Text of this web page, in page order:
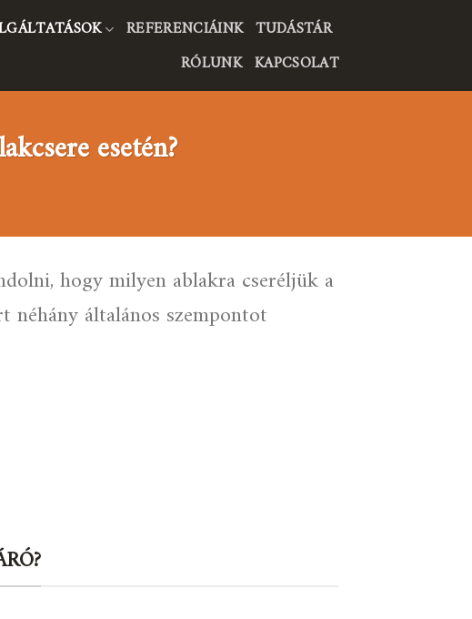
REFERENCIÁINK TUDÁSTÁR
RÓLUNK KAPCSOLAT
esetén?
hogy milyen ablakra cseréljük a
néhány általános szempontot